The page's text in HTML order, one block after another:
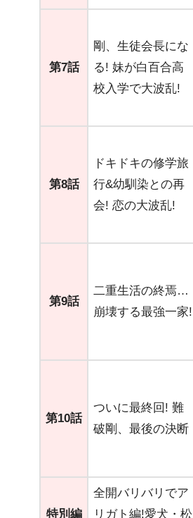
第7話
剛、生徒会長にな
る! 妹が白百合高
校入学で大波乱!
第8話
ドキドキの修学旅
行&幼馴染との再
会! 恋の大波乱!
第9話
二重生活の終焉…
崩壊する最強一家!
第10話
ついに最終回! 難
破剛、最後の決断
特別編
全開バリバリでア
リガト編!愛犬・松